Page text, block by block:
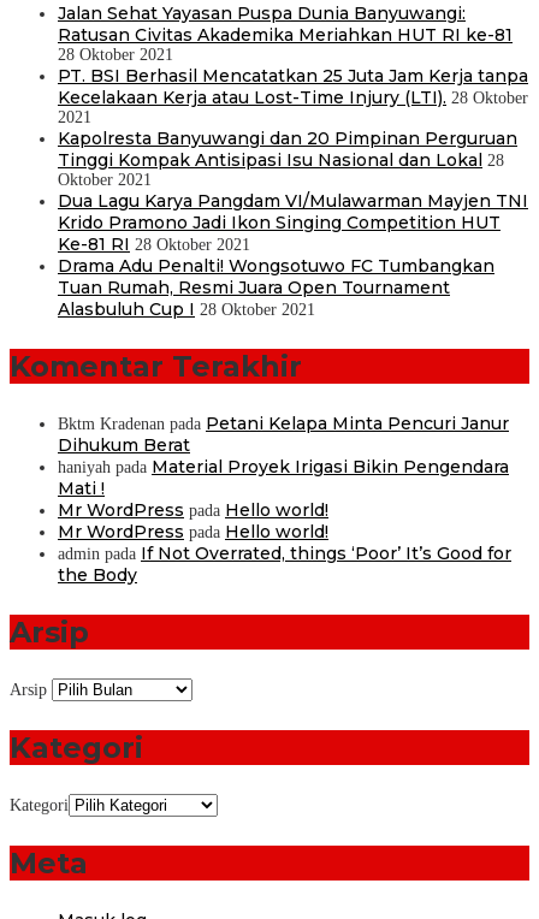
Jalan Sehat Yayasan Puspa Dunia Banyuwangi:
Ratusan Civitas Akademika Meriahkan HUT RI ke-81
28 Oktober 2021
PT. BSI Berhasil Mencatatkan 25 Juta Jam Kerja tanpa
Kecelakaan Kerja atau Lost-Time Injury (LTI). 28 Oktober
2021
Kapolresta Banyuwangi dan 20 Pimpinan Perguruan
Tinggi Kompak Antisipasi Isu Nasional dan Lokal 28
Oktober 2021
Dua Lagu Karya Pangdam VI/Mulawarman Mayjen TNI
Krido Pramono Jadi Ikon Singing Competition HUT
Ke-81 RI 28 Oktober 2021
Drama Adu Penalti! Wongsotuwo FC Tumbangkan
Tuan Rumah, Resmi Juara Open Tournament
Alasbuluh Cup I 28 Oktober 2021
Komentar Terakhir
Bktm Kradenan pada Petani Kelapa Minta Pencuri Janur
Dihukum Berat
haniyah pada Material Proyek Irigasi Bikin Pengendara
Mati !
Mr WordPress pada Hello world!
Mr WordPress pada Hello world!
admin pada If Not Overrated, things ‘Poor’ It’s Good for
the Body
Arsip
Arsip
Kategori
Kategori
Meta